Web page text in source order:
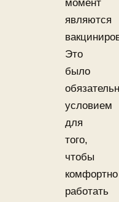
момент
являются
Это
было
условием
для
того,
чтобы
комфортно
работать